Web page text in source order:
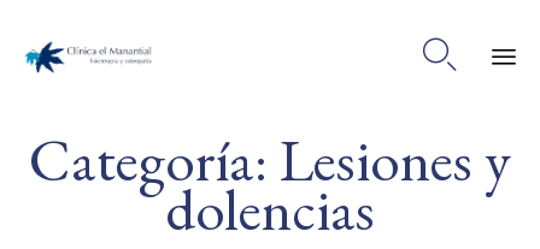

Categoría: Lesiones y
dolencias